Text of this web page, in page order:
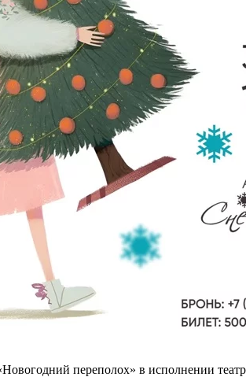
переполох» в исполнении